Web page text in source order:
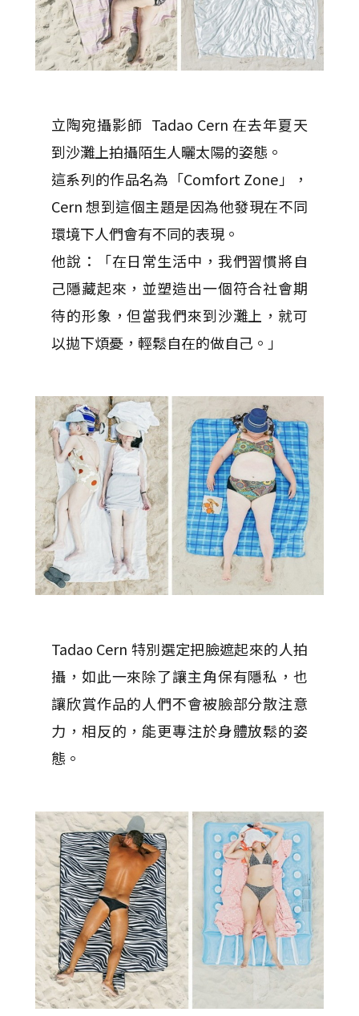
立陶宛攝影師 Tadao Cern 在去年夏天
到沙灘上拍攝陌生人曬太陽的姿態。
這系列的作品名為「Comfort Zone」，
Cern 想到這個主題是因為他發現在不同
環境下人們會有不同的表現。
他說：「在日常生活中，我們習慣將自
己隱藏起來，並塑造出一個符合社會期
待的形象，但當我們來到沙灘上，就可
以拋下煩憂，輕鬆自在的做自己。」
Tadao Cern 特別選定把臉遮起來的人拍
攝，如此一來除了讓主角保有隱私，也
讓欣賞作品的人們不會被臉部分散注意
力，相反的，能更專注於身體放鬆的姿
態。